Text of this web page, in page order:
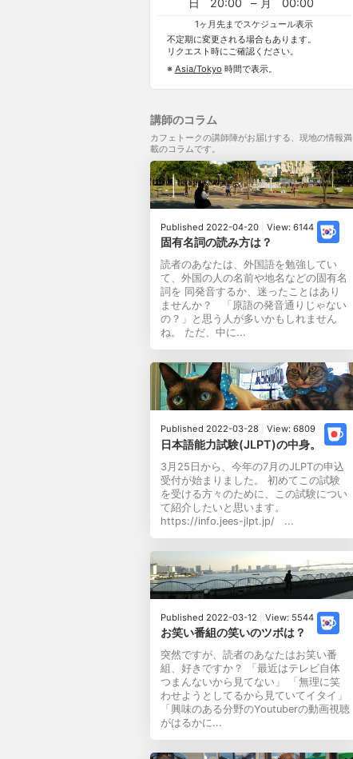
日
20:00 – 月 00:00
1ヶ月先までスケジュール表示
不定期に変更される場合もあります。
リクエスト時にご確認ください。
※ Asia/Tokyo 時間で表示。
講師のコラム
カフェトークの講師陣がお届けする、現地の情報満
載のコラムです。
Published 2022-04-20 View: 6144
固有名詞の読み方は？
読者のあなたは、外国語を勉強してい
て、外国の人の名前や地名などの固有名
詞を 同発音するか、迷ったことはあり
ませんか？ 「原語の発音通りじゃない
の？」と思う人が多いかもしれません
ね。 ただ、中に...
Published 2022-03-28 View: 6809
日本語能力試験(JLPT)の中身。
3月25日から、今年の7月のJLPTの申込
受付が始まりました。 初めてこの試験
を受ける方々のために、この試験につい
て紹介したいと思います。
https://info.jees-jlpt.jp/ ...
Published 2022-03-12 View: 5544
お笑い番組の笑いのツボは？
突然ですが、読者のあなたはお笑い番
組、好きですか？ 「最近はテレビ自体
つまんないから見てない」 「無理に笑
わせようとしてるから見ていてイタイ」
「興味のある分野のYoutuberの動画視聴
がはるかに...